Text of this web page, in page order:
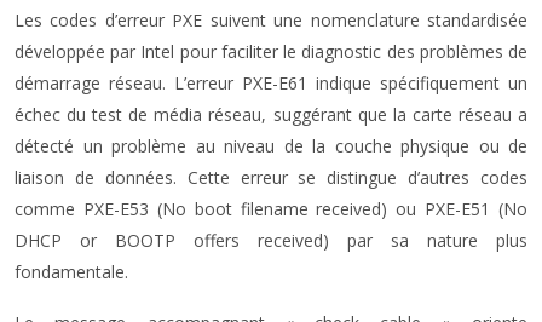
Les codes d’erreur PXE suivent une nomenclature standardisée
développée par Intel pour faciliter le diagnostic des problèmes de
démarrage réseau. L’erreur PXE-E61 indique spécifiquement un
échec du test de média réseau, suggérant que la carte réseau a
détecté un problème au niveau de la couche physique ou de
liaison de données. Cette erreur se distingue d’autres codes
comme PXE-E53 (No boot filename received) ou PXE-E51 (No
DHCP or BOOTP offers received) par sa nature plus
fondamentale.